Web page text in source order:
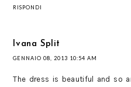
RISPONDI
Ivana Split
GENNAIO 08, 2013 10:54 AM
The dress is beautiful and so